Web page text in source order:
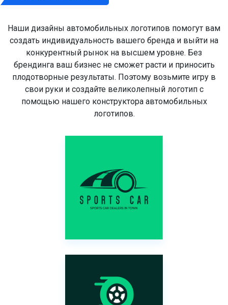
Наши дизайны автомобильных логотипов помогут вам
создать индивидуальность вашего бренда и выйти на
конкурентный рынок на высшем уровне. Без
брендинга ваш бизнес не сможет расти и приносить
плодотворные результаты. Поэтому возьмите игру в
свои руки и создайте великолепный логотип с
помощью нашего конструктора автомобильных
логотипов.